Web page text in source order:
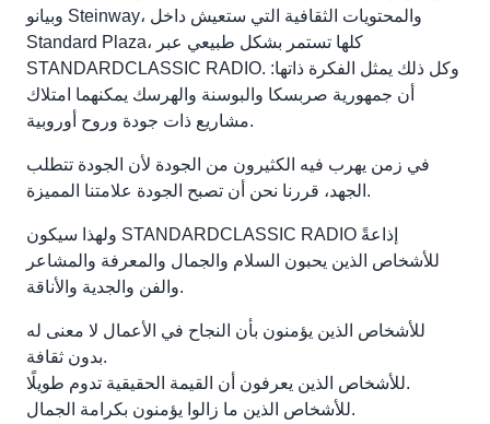
وبيانو Steinway، والمحتويات الثقافية التي ستعيش داخل
Standard Plaza، كلها تستمر بشكل طبيعي عبر
STANDARDCLASSIC RADIO. وكل ذلك يمثل الفكرة ذاتها:
أن جمهورية صربسكا والبوسنة والهرسك يمكنهما امتلاك
مشاريع ذات جودة وروح أوروبية.
في زمن يهرب فيه الكثيرون من الجودة لأن الجودة تتطلب
الجهد، قررنا نحن أن تصبح الجودة علامتنا المميزة.
ولهذا سيكون STANDARDCLASSIC RADIO إذاعةً
للأشخاص الذين يحبون السلام والجمال والمعرفة والمشاعر
والفن والجدية والأناقة.
للأشخاص الذين يؤمنون بأن النجاح في الأعمال لا معنى له
بدون ثقافة.
للأشخاص الذين يعرفون أن القيمة الحقيقية تدوم طويلًا.
للأشخاص الذين ما زالوا يؤمنون بكرامة الجمال.